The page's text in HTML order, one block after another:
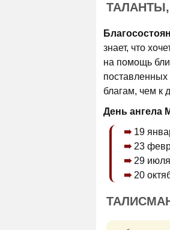
знает, что
на помощь
благам, чем к
День ангела
19
23
29 июля
20